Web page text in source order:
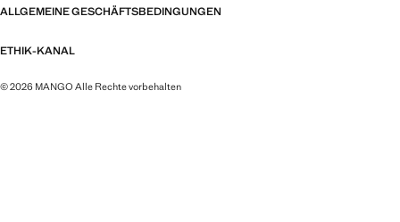
ALLGEMEINE GESCHÄFTSBEDINGUNGEN
ETHIK-KANAL
© 2026 MANGO Alle Rechte vorbehalten